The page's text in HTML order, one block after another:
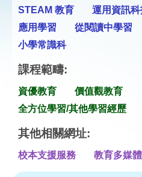
STEAM 教育
運用資訊
應用學習
從閱讀中學習
小學常識科
課程範疇:
資優教育
價值觀教育
全方位學習/其他學習經歷
其他相關網址:
校本支援服務 教育多媒體